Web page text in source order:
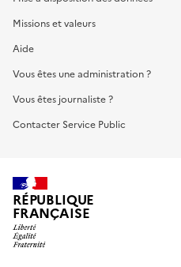
Missions et valeurs
Aide
Vous êtes une administration ?
Vous êtes journaliste ?
Contacter Service Public
RÉPUBLIQUE
FRANÇAISE